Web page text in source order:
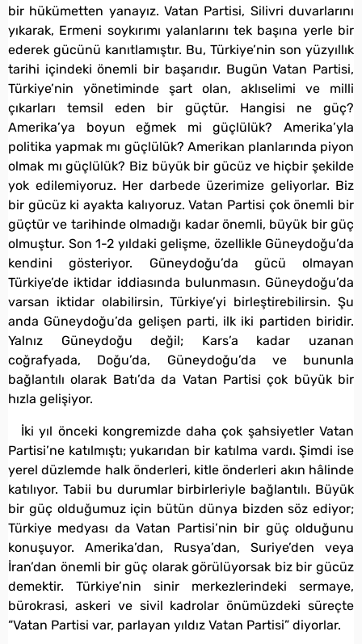
bir hükümetten yanayız. Vatan Partisi, Silivri duvarlarını
yıkarak, Ermeni soykırımı yalanlarını tek başına yerle bir
ederek gücünü kanıtlamıştır. Bu, Türkiye’nin son yüzyıllık
tarihi içindeki önemli bir başarıdır. Bugün Vatan Partisi,
Türkiye’nin yönetiminde şart olan, aklıselimi ve milli
çıkarları temsil eden bir güçtür. Hangisi ne güç?
Amerika’ya boyun eğmek mi güçlülük? Amerika’yla
politika yapmak mı güçlülük? Amerikan planlarında piyon
olmak mı güçlülük? Biz büyük bir gücüz ve hiçbir şekilde
yok edilemiyoruz. Her darbede üzerimize geliyorlar. Biz
bir gücüz ki ayakta kalıyoruz. Vatan Partisi çok önemli bir
güçtür ve tarihinde olmadığı kadar önemli, büyük bir güç
olmuştur. Son 1-2 yıldaki gelişme, özellikle Güneydoğu’da
kendini gösteriyor. Güneydoğu’da gücü olmayan
Türkiye’de iktidar iddiasında bulunmasın. Güneydoğu’da
varsan iktidar olabilirsin, Türkiye’yi birleştirebilirsin. Şu
anda Güneydoğu’da gelişen parti, ilk iki partiden biridir.
Yalnız Güneydoğu değil; Kars’a kadar uzanan
coğrafyada, Doğu’da, Güneydoğu’da ve bununla
bağlantılı olarak Batı’da da Vatan Partisi çok büyük bir
hızla gelişiyor.
İki yıl önceki kongremizde daha çok şahsiyetler Vatan
Partisi’ne katılmıştı; yukarıdan bir katılma vardı. Şimdi ise
yerel düzlemde halk önderleri, kitle önderleri akın hâlinde
katılıyor. Tabii bu durumlar birbirleriyle bağlantılı. Büyük
bir güç olduğumuz için bütün dünya bizden söz ediyor;
Türkiye medyası da Vatan Partisi’nin bir güç olduğunu
konuşuyor. Amerika’dan, Rusya’dan, Suriye’den veya
İran’dan önemli bir güç olarak görülüyorsak biz bir gücüz
demektir. Türkiye’nin sinir merkezlerindeki sermaye,
bürokrasi, askeri ve sivil kadrolar önümüzdeki süreçte
“Vatan Partisi var, parlayan yıldız Vatan Partisi” diyorlar.